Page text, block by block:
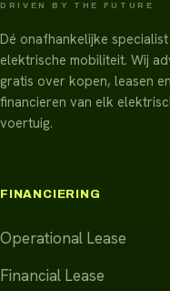
DRIVEN BY THE FUTURE
Dé onafhankelijke specialist
elektrische mobiliteit. Wij
gratis over kopen, leasen en
financieren van elk
voertuig.
FINANCIERING
Operational Lease
Financial Lease